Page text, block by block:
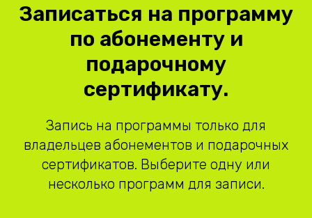
Записаться на программу
по абонементу и
подарочному
сертификату.
Запись на программы только для
владельцев абонементов и подарочных
сертификатов. Выберите одну или
несколько программ для записи.